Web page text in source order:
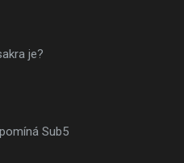
je?
Sub5